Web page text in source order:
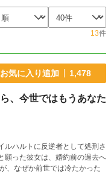
13件
お気に入り追加 1,478
、今世ではもうあなた
ハルトに反逆者として処刑さ
願った彼女は、婚約前の過去へ
、なぜか前世では冷たかった